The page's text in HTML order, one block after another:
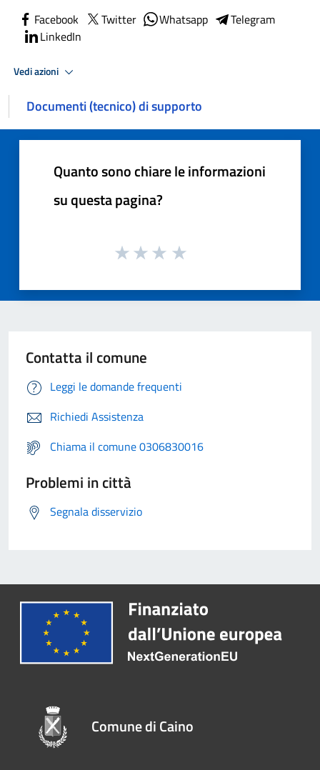
Facebook Twitter Whatsapp
Telegram
LinkedIn
Vedi azioni
Documenti (tecnico) di supporto
Quanto sono chiare le informazioni
su questa pagina?
Contatta il comune
Leggi le domande frequenti
Richiedi Assistenza
Chiama il comune 0306830016
Problemi in città
Segnala disservizio
Comune di Caino